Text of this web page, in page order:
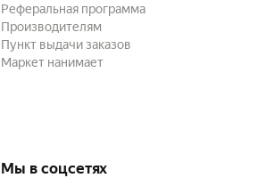
Реферальная программа
Производителям
Пункт выдачи заказов
Маркет нанимает
Мы в соцсетях